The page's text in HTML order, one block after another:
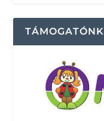
TÁMOGATÓNK